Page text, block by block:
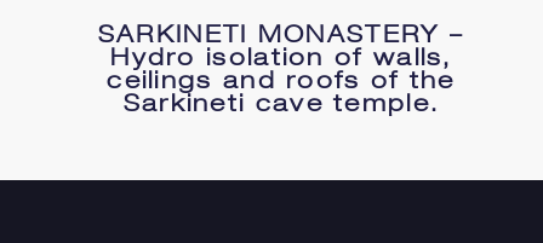
SARKINETI MONASTERY –
Hydro isolation of walls,
ceilings and roofs of the
Sarkineti cave temple.